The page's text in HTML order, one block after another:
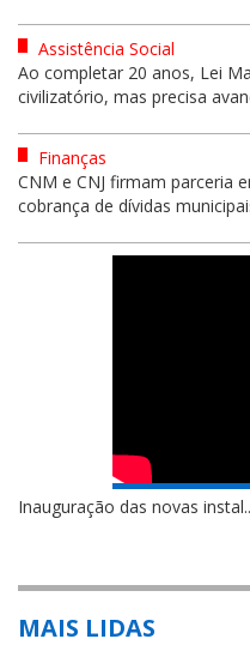
Assistência Social
Ao completar 20 anos, Lei
civilizatório, mas precisa
Finanças
CNM e CNJ firmam parceria
cobrança de dívidas
Inauguração das novas
MAIS LIDAS